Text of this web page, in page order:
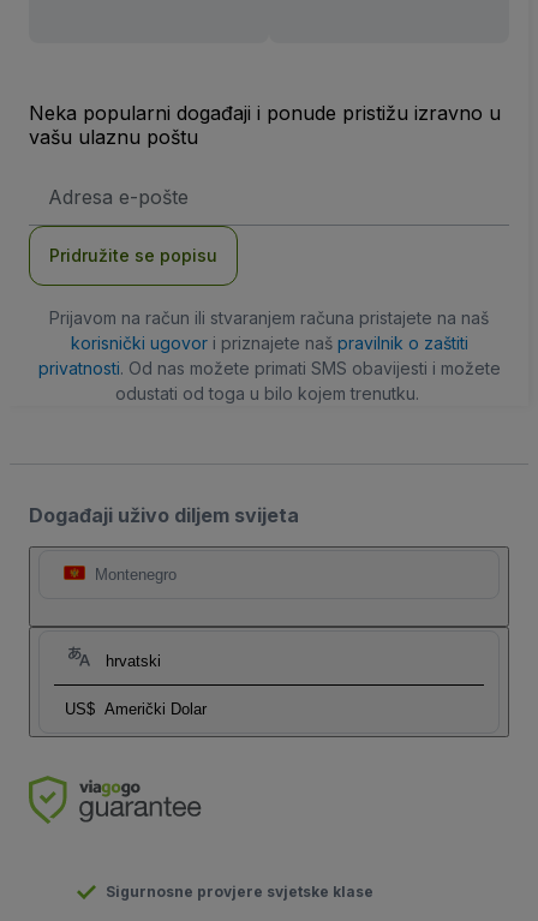
Neka popularni događaji i ponude pristižu izravno u
vašu ulaznu poštu
mail
Pridružite se popisu
Prijavom na račun ili stvaranjem računa pristajete na naš
korisnički ugovori priznajete naš pravilnik o zaštiti
privatnosti. Od nas možete primati SMS obavijesti i možete
odustati od toga u bilo kojem trenutku.
Događaji uživo diljem svijeta
Montenegro
hrvatski
US$ Američki Dolar
Sigurnosne provjere svjetske klase